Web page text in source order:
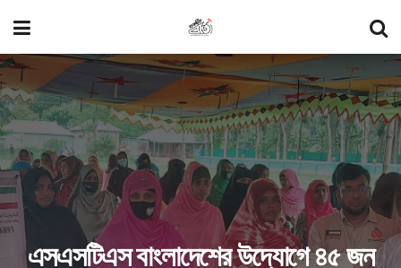
এসএসটিএস বাংলাদেশের উদ্যোগে ৪৫ জন